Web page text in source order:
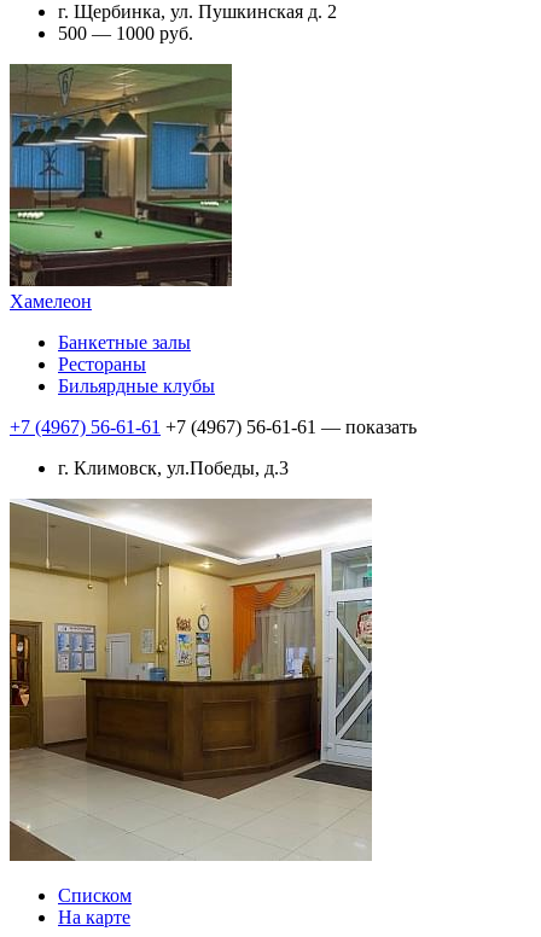
г. Щербинка, ул. Пушкинская д. 2
500 — 1000 руб.
Хамелеон
Банкетные залы
Рестораны
Бильярдные клубы
+7 (4967) 56-61-61 +7 (4967) 56-61-61 — показать
г. Климовск, ул.Победы, д.3
Списком
На карте